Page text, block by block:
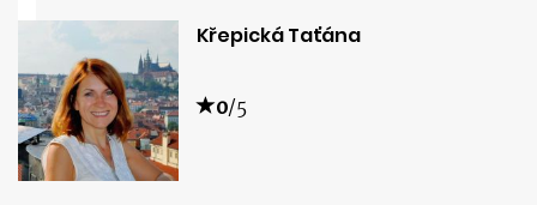
Křepická Taťána
0/5